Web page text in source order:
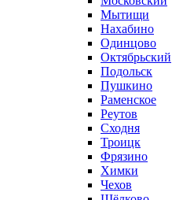
Мытищи
Нахабино
Одинцово
Октябрьский
Подольск
Пушкино
Раменское
Реутов
Сходня
Троицк
Фрязино
Химки
Чехов